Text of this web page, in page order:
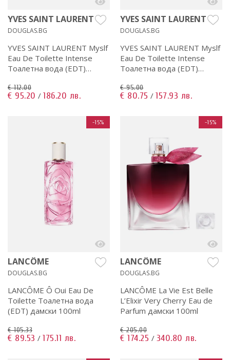
YVES SAINT LAURENT
DOUGLAS.BG
YVES SAINT LAURENT Myslf
Eau De Toilette Intense
Тоалетна вода (EDT)
€ 112.00
€ 95.20 / 186.20 лв.
YVES SAINT LAURENT
DOUGLAS.BG
YVES SAINT LAURENT Myslf
Eau De Toilette Intense
Тоалетна вода (EDT)
€ 95.00
€ 80.75 / 157.93 лв.
-15%
LANCÔME
DOUGLAS.BG
LANCÔME Ô Oui Eau De
Toilette Тоалетна вода
(EDT) дамски 100ml
€ 105.33
€ 89.53 / 175.11 лв.
-15%
LANCÔME
DOUGLAS.BG
LANCÔME La Vie Est Belle
L’Elixir Very Cherry Eau de
Parfum дамски 100ml
€ 205.00
€ 174.25 / 340.80 лв.